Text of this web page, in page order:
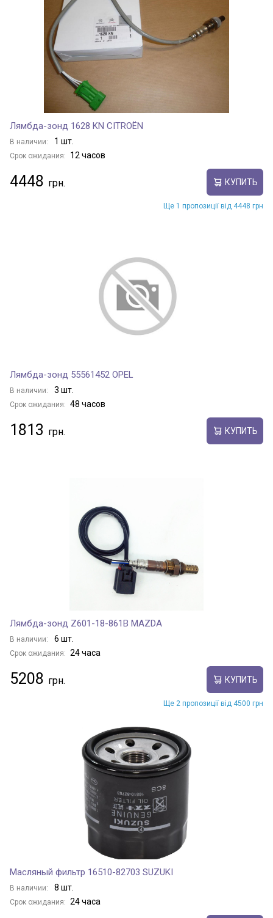
Лямбда-зонд 1628 KN CITROËN
В наличии: 1 шт.
Срок ожидания: 12 часов
4448 КУПИТЬ
Ще 1 пропозиції від 4448 грн
Лямбда-зонд 55561452 OPEL
В наличии: 3 шт.
Срок ожидания: 48 часов
1813 КУПИТЬ
Лямбда-зонд Z601-18-861B MAZDA
В наличии: 6 шт.
Срок ожидания: 24 часа
5208 КУПИТЬ
Ще 2 пропозиції від 4500 грн
Масляный фильтр 16510-82703 SUZUKI
В наличии: 8 шт.
Срок ожидания: 24 часа